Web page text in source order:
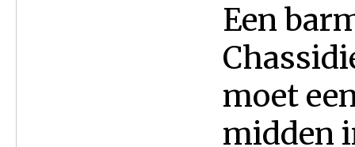
Een
moet
midden